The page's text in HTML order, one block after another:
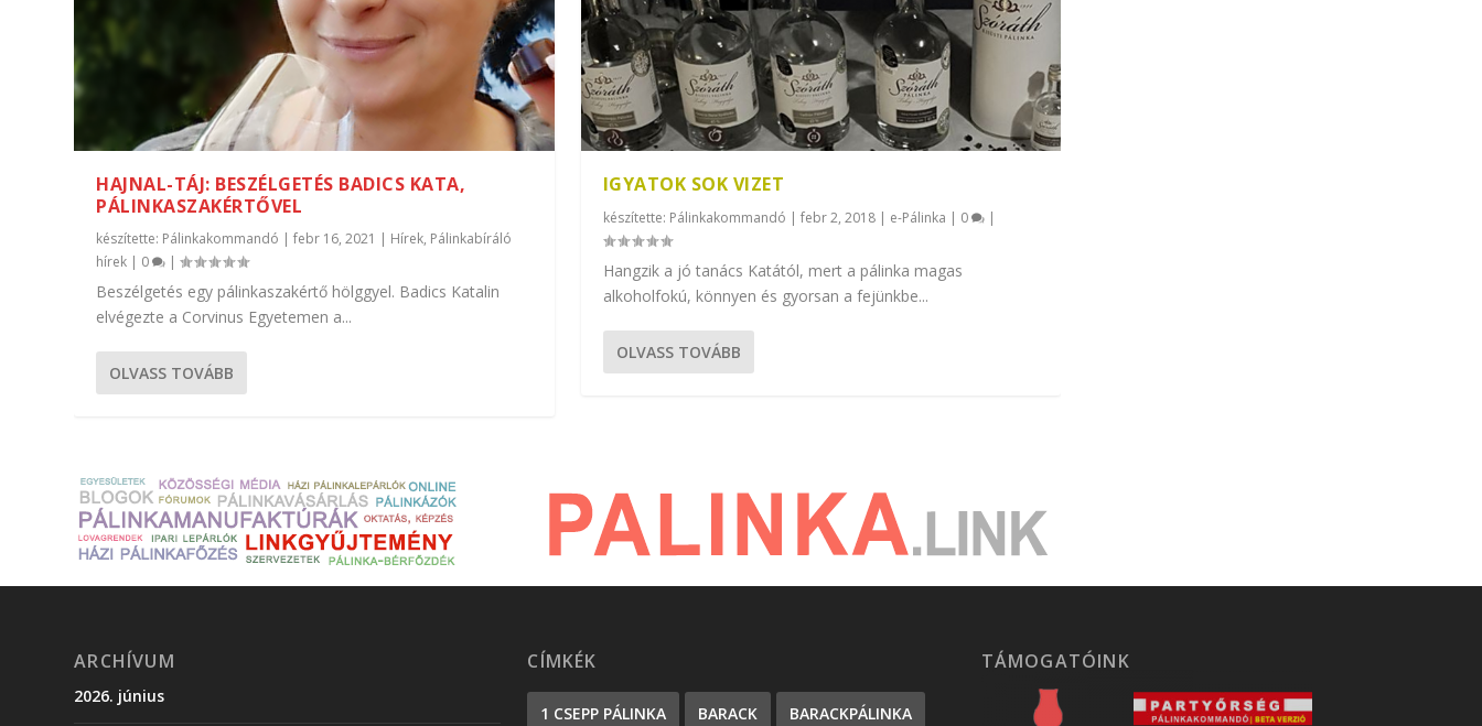
HAJNAL-TÁJ: BESZÉLGETÉS BADICS KATA,
PÁLINKASZAKÉRTŐVEL
készítette: Pálinkakommandó |febr 16, 2021 | Hírek, Pálinkabíráló
hírek | 0 |
Beszélgetés egy pálinkaszakértő hölggyel. Badics Katalin
elvégezte a Corvinus Egyetemen a...
OLVASS TOVÁBB
IGYATOK SOK VIZET
készítette: Pálinkakommandó | febr 2, 2018| e-Pálinka | 0 |
Hangzik a jó tanács Katától, mert a pálinka magas
alkoholfokú, könnyen és gyorsan a fejünkbe...
OLVASS TOVÁBB
ARCHÍVUM
2026. június
CÍMKÉK
1 CSEPP PÁLINKA BARACK BARACKPÁLINKA
TÁMOGATÓINK